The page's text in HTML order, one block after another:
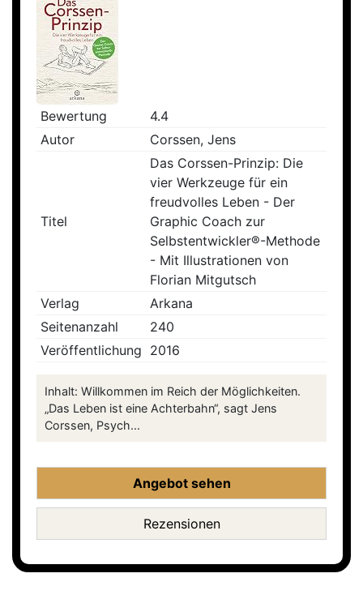
Bewertung
4.4
Autor
Corssen, Jens
Titel
Das Corssen-Prinzip: Die
vier Werkzeuge für ein
freudvolles Leben - Der
Graphic Coach zur
Selbstentwickler®-Methode
- Mit Illustrationen von
Florian Mitgutsch
Verlag
Arkana
Seitenanzahl
240
Veröffentlichung 2016
Inhalt: Willkommen im Reich der Möglichkeiten.
„Das Leben ist eine Achterbahn“, sagt Jens
Corssen, Psych...
Angebot sehen
Rezensionen